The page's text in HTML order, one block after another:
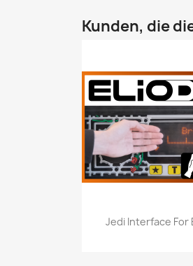
Kunden, die
Jedi Interface For